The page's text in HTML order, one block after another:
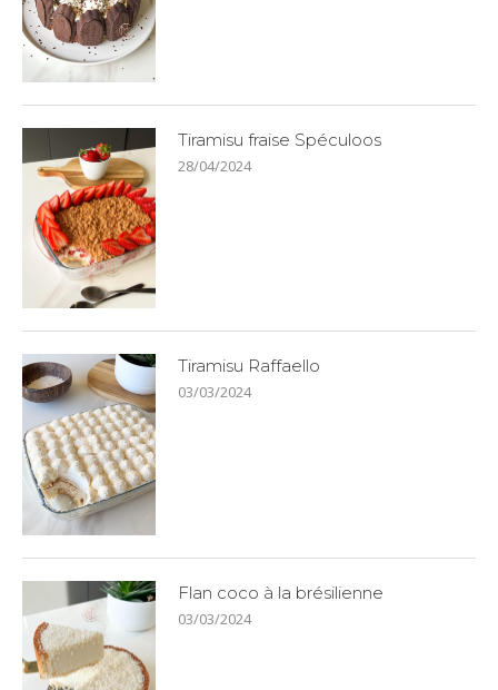
Tiramisu fraise Spéculoos
28/04/2024
Tiramisu Raffaello
03/03/2024
Flan coco à la brésilienne
03/03/2024